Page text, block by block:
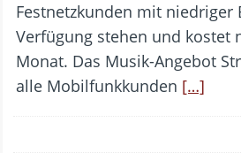
Festnetzkunden mit niedriger
Verfügung stehen und kostet
Monat. Das Musik-Angebot
alle Mobilfunkkunden […]